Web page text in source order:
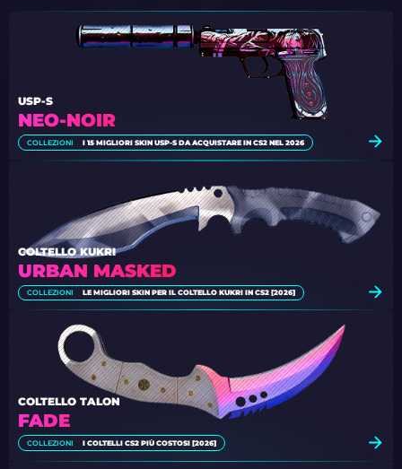
NEO-NOIR
USP-S
COLLEZIONI I 15 MIGLIORI SKIN USP-S DA ACQUISTARE IN CS2 NEL 2026
URBAN MASKED
COLTELLO KUKRI
COLLEZIONI LE MIGLIORI SKIN PER IL COLTELLO KUKRI IN CS2 [2026]
FADE
COLTELLO TALON
COLLEZIONI I COLTELLI CS2 PIÙ COSTOSI [2026]